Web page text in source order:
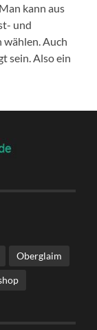
kann aus
und
wählen. Auch
sein. Also ein
Oberglaim